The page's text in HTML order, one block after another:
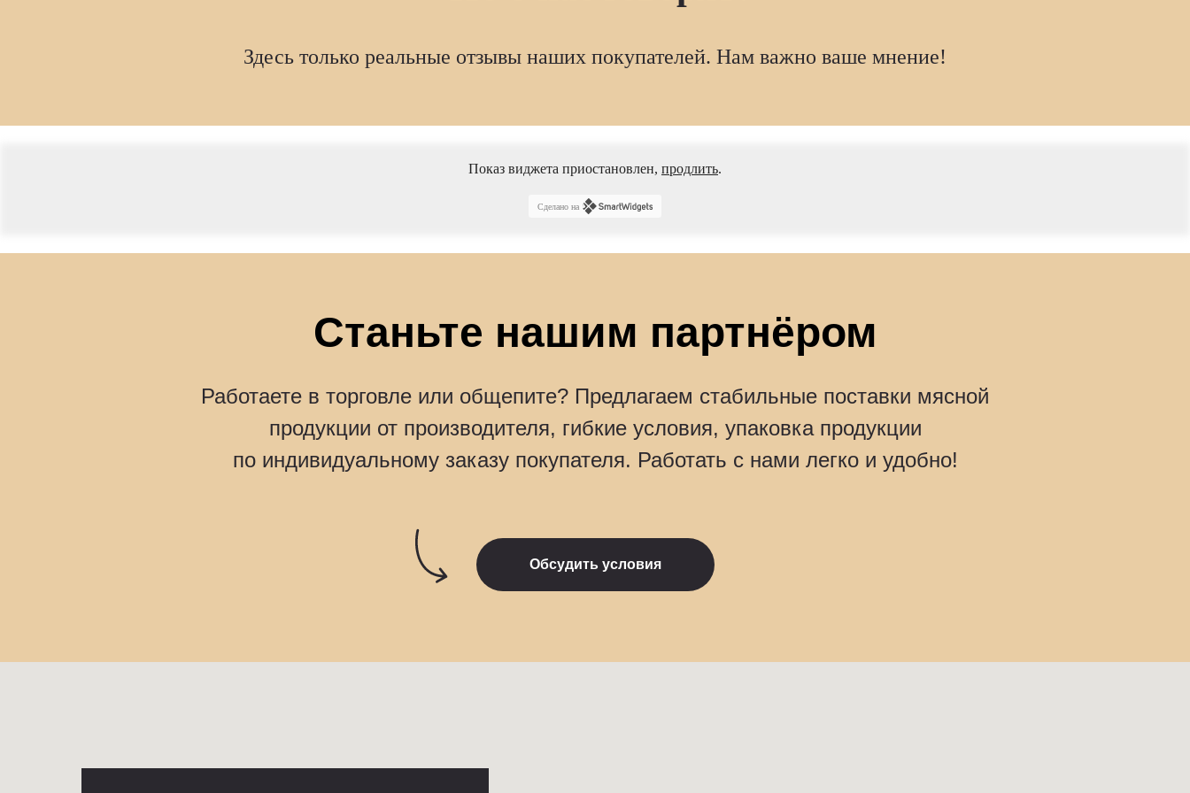
Здесь только реальные отзывы наших покупателей. Нам важно ваше мнение!
Показ виджета приостановлен, продлить.
Сделано на
Станьте нашим партнёром
Работаете в торговле или общепите? Предлагаем стабильные поставки мясной
продукции от производителя, гибкие условия, упаковка продукции
по индивидуальному заказу покупателя. Работать с нами легко и удобно!
Обсудить условия